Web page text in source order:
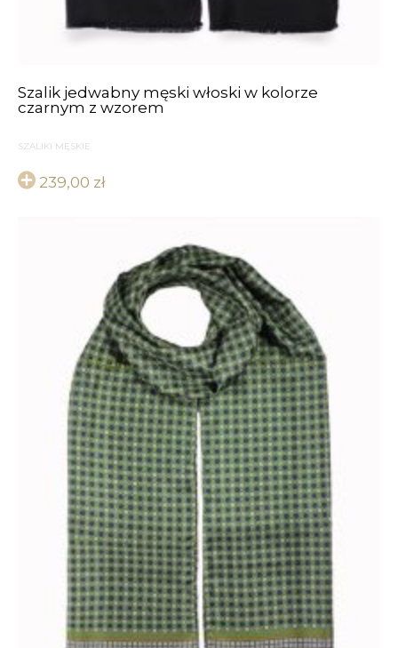
Szalik jedwabny męski włoski w kolorze
czarnym z wzorem
SZALIKI MĘSKIE
239,00 zł